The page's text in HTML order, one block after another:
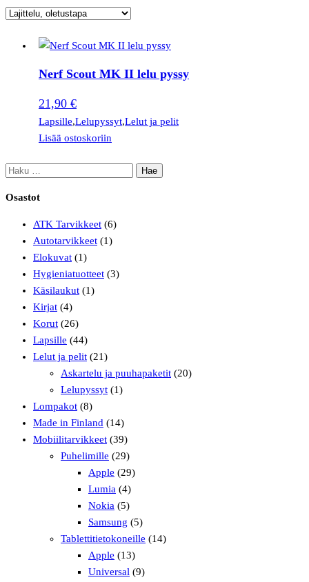
Nerf Scout MK II lelu pyssy
21,90 €
Lapsille,Lelupyssyt,Lelut ja pelit
Lisää ostoskoriin
Osastot
ATK Tarvikkeet (6)
Autotarvikkeet (1)
Elokuvat (1)
Hygieniatuotteet (3)
Käsilaukut (1)
Kirjat (4)
Korut (26)
Lapsille (44)
Lelut ja pelit (21)
Askartelu ja puuhapaketit (20)
Lelupyssyt (1)
Lompakot (8)
Made in Finland (14)
Mobiilitarvikkeet (39)
Puhelimille (29)
Apple (29)
Lumia (4)
Nokia (5)
Samsung (5)
Tablettitietokoneille (14)
Apple (13)
Universal (9)